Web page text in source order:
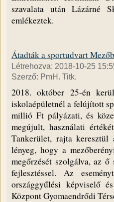
szavalata után Lázárné
emlékeztek.
Átadták a sportudvart
Létrehozva: 2018-10-25
Szerző: PmH. Titk.
2018. október 25-én
iskolaépületnél a felújított
millió Ft pályázati, és
megújult, használati
Tankerület, rajta
lényeg, hogy a
megőrzését szolgálva, az
fejlesztéssel. Az
országgyűlési képviselő
Központ Gyomaendrődi